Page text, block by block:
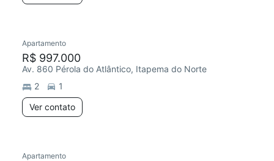
Apartamento
R$ 997.000
Av. 860 Pérola do Atlântico, Itapema do Norte
2
1
Ver contato
Apartamento